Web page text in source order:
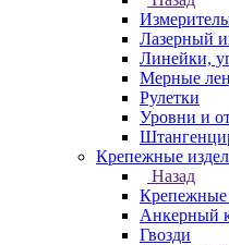
Лазерный
Линейки,
Мерные
Рулетки
Уровни и
Крепежные
Назад
Крепежные
Анкерный
Гвозди